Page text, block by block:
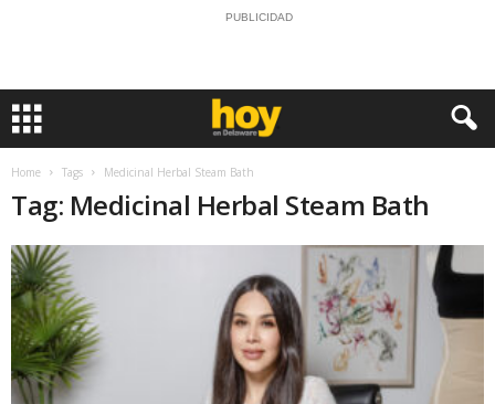
PUBLICIDAD
Home Tags Medicinal Herbal Steam Bath
Tag: Medicinal Herbal Steam Bath